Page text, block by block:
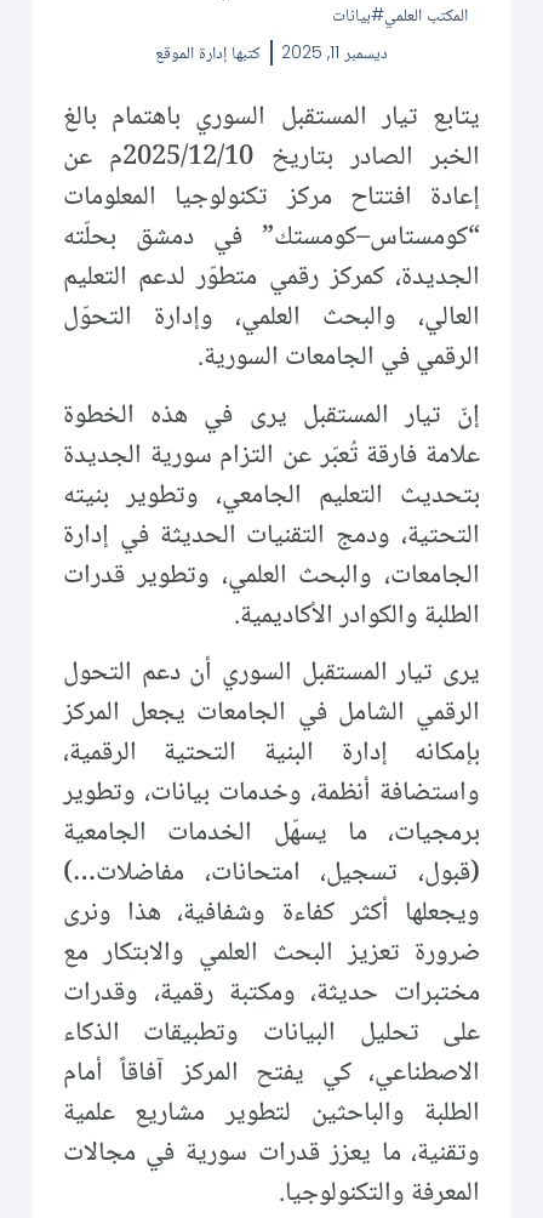
المكتب العلمي بيانات
ديسمبر 11, 2025
كتبها إدارة الموقع
يتابع تيار المستقبل السوري باهتمام بالغ
الخبر الصادر بتاريخ 2025/12/10م عن
إعادة افتتاح مركز تكنولوجيا المعلومات
“كومستاس–كومستك” في دمشق بحلّته
الجديدة، كمركز رقمي متطوّر لدعم التعليم
العالي، والبحث العلمي، وإدارة التحوّل
الرقمي في الجامعات السورية.
إنّ تيار المستقبل يرى في هذه الخطوة
علامة فارقة تُعبّر عن التزام سورية الجديدة
بتحديث التعليم الجامعي، وتطوير بنيته
التحتية، ودمج التقنيات الحديثة في إدارة
الجامعات، والبحث العلمي، وتطوير قدرات
الطلبة والكوادر الأكاديمية.
يرى تيار المستقبل السوري أن دعم التحول
الرقمي الشامل في الجامعات يجعل المركز
بإمكانه إدارة البنية التحتية الرقمية،
واستضافة أنظمة، وخدمات بيانات، وتطوير
برمجيات، ما يسهّل الخدمات الجامعية
(قبول، تسجيل، امتحانات، مفاضلات…)
ويجعلها أكثر كفاءة وشفافية، هذا ونرى
ضرورة تعزيز البحث العلمي والابتكار مع
مختبرات حديثة، ومكتبة رقمية، وقدرات
على تحليل البيانات وتطبيقات الذكاء
الاصطناعي، كي يفتح المركز آفاقاً أمام
الطلبة والباحثين لتطوير مشاريع علمية
وتقنية، ما يعزز قدرات سورية في مجالات
المعرفة والتكنولوجيا.